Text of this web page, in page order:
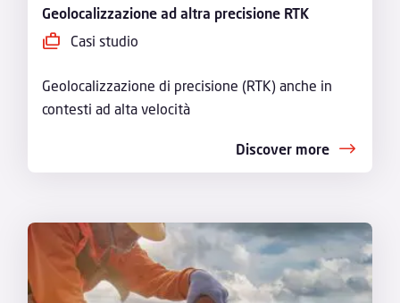
Geolocalizzazione ad altra precisione RTK
Casi studio
Geolocalizzazione di precisione (RTK) anche in
contesti ad alta velocità
Discover more